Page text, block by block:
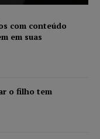
com conteúdo
em suas
o filho tem